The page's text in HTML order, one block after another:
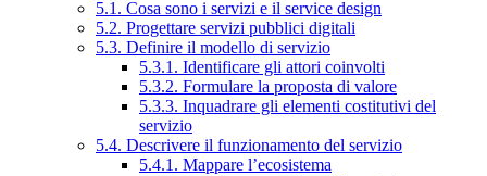
5.1. Cosa sono i servizi e il service design
5.2. Progettare servizi pubblici digitali
5.3. Definire il modello di servizio
5.3.1. Identificare gli attori coinvolti
5.3.2. Formulare la proposta di valore
5.3.3. Inquadrare gli elementi costitutivi del
servizio
5.4. Descrivere il funzionamento del servizio
5.4.1. Mappare l’ecosistema